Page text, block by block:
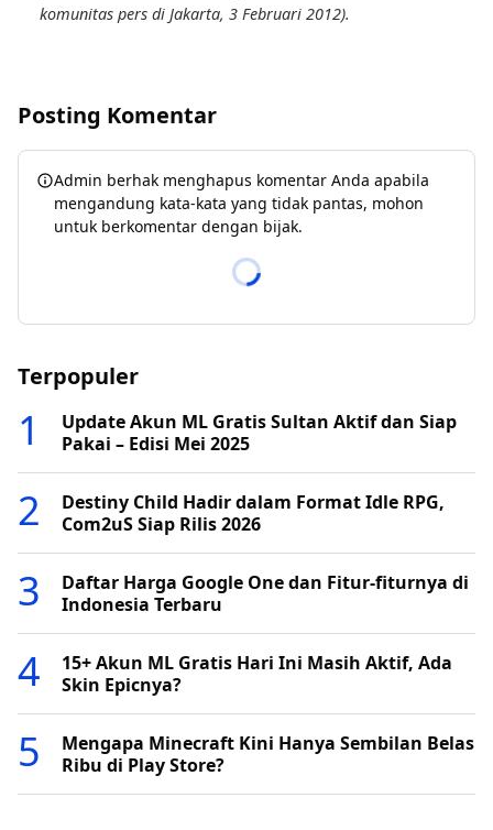
komunitas pers di Jakarta, 3 Februari 2012).
Posting Komentar
Admin berhak menghapus komentar Anda apabila
mengandung kata-kata yang tidak pantas, mohon
untuk berkomentar dengan bijak.
Terpopuler
Update Akun ML Gratis Sultan Aktif dan Siap
Pakai – Edisi Mei 2025
Destiny Child Hadir dalam Format Idle RPG,
Com2uS Siap Rilis 2026
Daftar Harga Google One dan Fitur-fiturnya di
Indonesia Terbaru
15+ Akun ML Gratis Hari Ini Masih Aktif, Ada
Skin Epicnya?
Mengapa Minecraft Kini Hanya Sembilan Belas
Ribu di Play Store?